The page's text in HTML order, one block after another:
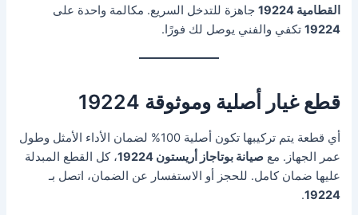
القطامية 19224
جاهزة للتدخل السريع. مكالمة واحدة على
19224 تكفي والفني يوصل لك فورًا.
قطع غيار أصلية وموثوقة 19224
أي قطعة يتم تركيبها تكون أصلية 100% لضمان الأداء الأمثل وطول
عمر الجهاز. معصيانة بوتاجاز أريستون 19224
، كل القطع المبدلة
عليها ضمان كامل. للحجز أو الاستفسار عن الضمان، اتصل بـ
19224
.